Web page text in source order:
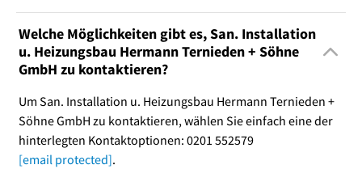
Welche Möglichkeiten gibt es, San. Installation
u. Heizungsbau Hermann Ternieden + Söhne
GmbH zu kontaktieren?
Um San. Installation u. Heizungsbau Hermann Ternieden +
Söhne GmbH zu kontaktieren, wählen Sie einfach eine der
hinterlegten Kontaktoptionen: 0201 552579
[email protected].